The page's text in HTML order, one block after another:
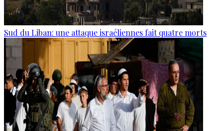
Sud du Liban: une attaque israéliennes fait quatre morts